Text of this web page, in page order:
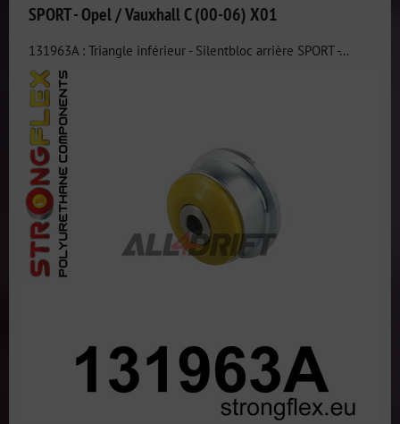
SPORT - Opel / Vauxhall C (00-06) X01
131963A : Triangle inférieur - Silentbloc arrière SPORT -...